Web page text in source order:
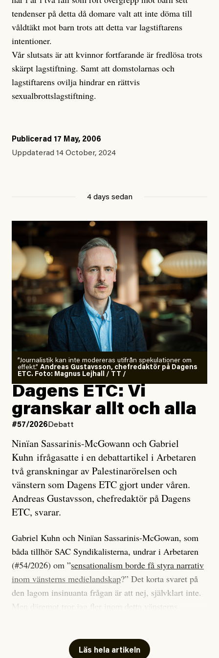
tendenser på detta då domare valt att inte döma till
våldtäkt mot barn trots att detta var lagstiftarens
intentioner.
Vår slutsats är att kvinnor fortfarande är fredlösa trots
skärpt lagstiftning. Samt att domstolarnas och
lagstiftarens ovilja hindrar en rättvis
sexualbrottslagstiftning.
Publicerad 17 May, 2006
Uppdaterad 14 October, 2024
4 days sedan
”Journalistik kan inte modereras utifrån spekulationer om
effekt.” Andreas Gustavsson, chefredaktör på Dagens
ETC. Foto: Magnus Lejhall / TT /
Dagens ETC: Vi
granskar allt och alla
#57/2026 Debatt
Ninïan Sassarinis-McGowann och Gabriel
Kuhn ifrågasatte i en debattartikel i Arbetaren
två granskningar av Palestinarörelsen och
vänstern som Dagens ETC gjort under våren.
Andreas Gustavsson, chefredaktör på Dagens
ETC, svarar.
Gabriel Kuhn och Ninïan Sassarinis-McGowan, som
båda tillhör SAC Syndikalisterna, undrar i Arbetaren
(#54/2026) om ”sensationalism borde få styra narrativ
inom vänsterns medielandskap?” Det korta svaret på
den lagom insinuanta frågan är att nej, självklart inte.
Men däremot tror jag fler inom detta vänsterns
journalistik som vänder sig till många snarare än att
Läs hela artikeln